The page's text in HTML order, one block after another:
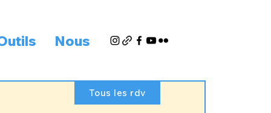
Nous
Tous les rdv